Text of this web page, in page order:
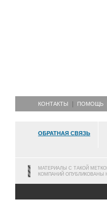
КОНТАКТЫ ПОМОЩЬ
ОБРАТНАЯ СВЯЗЬ
МАТЕРИАЛЫ С ТАКОЙ
КОМПАНИЙ